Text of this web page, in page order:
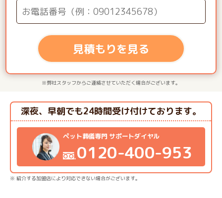
見積もりを見る
※弊社スタッフからご連絡させていただく場合がございます。
ペット葬儀専門 サポートダイヤル
0120-400-953
深夜、早朝でも24時間受け付けております。
※ 紹介する加盟店により対応できない場合がございます。